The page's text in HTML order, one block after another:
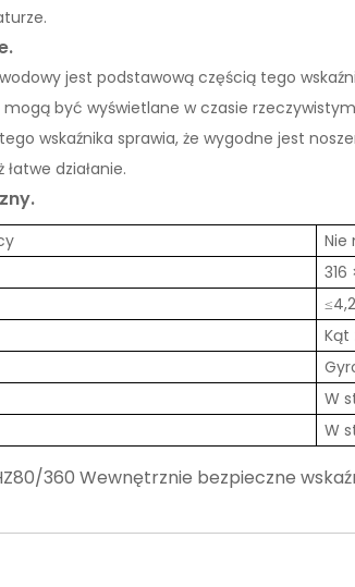
jest podstawową częścią tego
być wyświetlane w czasie
wskaźnika sprawia, że ​​wygodne jest
działanie.
Nie
316
Kąt
W
W
360 Wewnętrznie bezpieczne